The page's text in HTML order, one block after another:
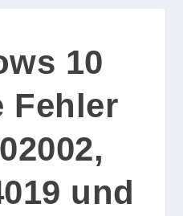
10
Fehler
und